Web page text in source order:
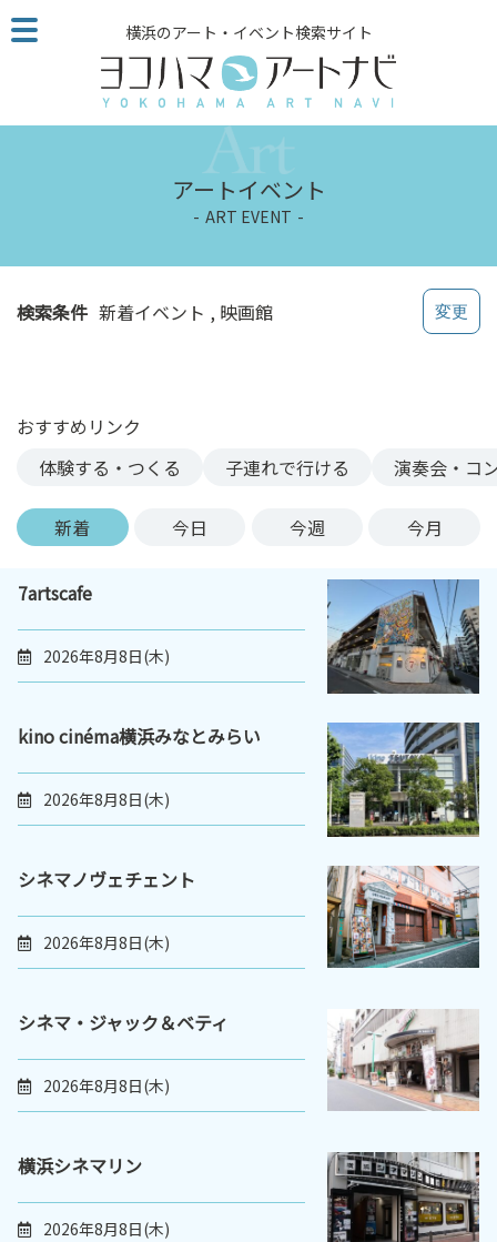
こ
の
ジ
む
ン
横浜のアート・イベント検索サイト
アートイベント
ART EVENT
検索条件 新着イベント 映画館
おすすめリンク
体験する・つくる
子連れで行ける 演奏会・コ
新着 今日 今週 今月
7artscafe
2026年8月8日(木)
kino cinéma横浜みなとみらい
2026年8月8日(木)
シネマノヴェチェント
2026年8月8日(木)
シネマ・ジャック＆ベティ
2026年8月8日(木)
横浜シネマリン
2026年8月8日(木)